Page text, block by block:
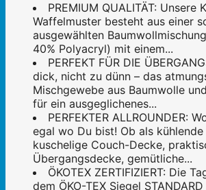
PREMIUM QUALITÄT: Unsere
Waffelmuster besteht aus einer
ausgewählten
40% Polyacryl) mit einem...
PERFEKT FÜR DIE
dick, nicht zu dünn – das
Mischgewebe aus Baumwolle
für ein ausgeglichenes...
PERFEKTER ALLROUNDER:
egal wo Du bist! Ob als
kuschelige Couch-Decke,
Übergangsdecke, gemütliche...
ÖKOTEX ZERTIFIZIERT: Die
dem ÖKO-TEX Siegel STANDARD